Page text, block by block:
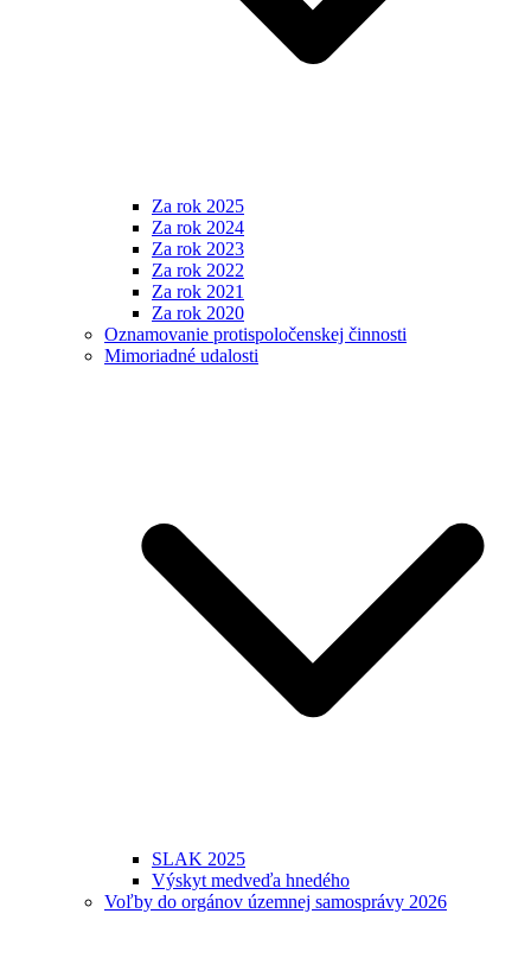
Za rok 2025
Za rok 2024
Za rok 2023
Za rok 2022
Za rok 2021
Za rok 2020
Oznamovanie protispoločenskej činnosti
Mimoriadné udalosti
SLAK 2025
Výskyt medveďa hnedého
Voľby do orgánov územnej samosprávy 2026